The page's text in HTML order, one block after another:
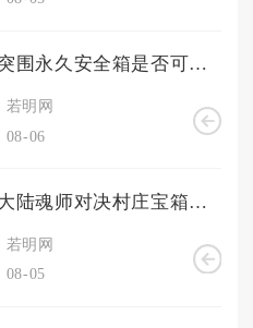
暗区突围永久安全箱是否可通过特定途径获取
若明网
08-06
斗罗大陆魂师对决村庄宝箱应在何处
若明网
08-05